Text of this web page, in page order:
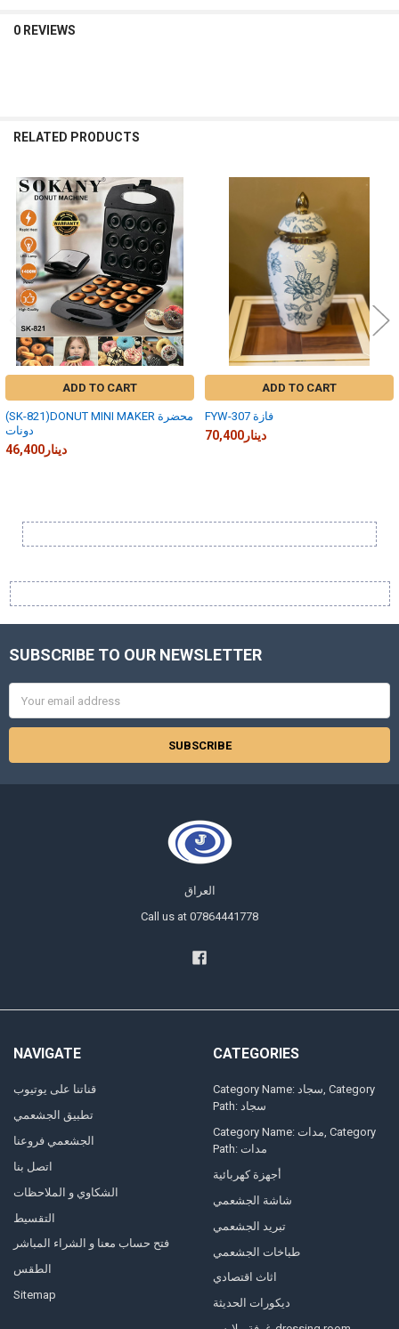
0 REVIEWS
RELATED PRODUCTS
Related
Products
ADD TO CART
(SK-821)DONUT MINI MAKER محضرة
دونات
46,400دينار
ADD TO CART
FYW-307 فازة
70,400دينار
Footer
SUBSCRIBE TO OUR NEWSLETTER
Address
العراق
Call us at 07864441778
NAVIGATE
قناتنا على يوتيوب
تطبيق الجشعمي
الجشعمي فروعنا
اتصل بنا
الشكاوي و الملاحظات
التقسيط
فتح حساب معنا و الشراء المباشر
الطقس
Sitemap
CATEGORIES
Category Name: سجاد, Category
Path: سجاد
Category Name: مدات, Category
Path: مدات
أجهزة كهربائية
شاشة الجشعمي
تبريد الجشعمي
طباخات الجشعمي
اثاث اقتصادي
ديكورات الحديثة